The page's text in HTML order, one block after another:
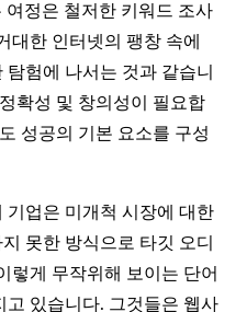
여정은 철저한 키워드 조사
대한 인터넷의 팽창 속에
험에 나서는 것과 같습니
확성 및 창의성이 필요합
성공의 기본 요소를 구성
기업은 미개척 시장에 대한
못한 방식으로 타깃 오디
렇게 무작위해 보이는 단어
고 있습니다. 그것들은 웹사